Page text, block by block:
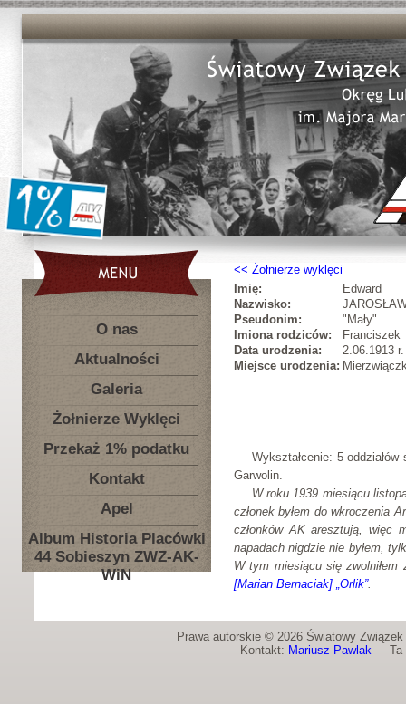
O nas
Aktualności
Galeria
Żołnierze Wyklęci
Przekaż 1% podatku
Kontakt
Apel
Album Historia Placówki
44 Sobieszyn ZWZ-AK-
WiN
Żołnierze wyklęci
Imię:
Edward
Nazwisko:
Pseudonim:
"Mały"
Imiona rodziców:
Franciszek
Data urodzenia:
2.06.1913 r.
Miejsce urodzenia:
Wykształcenie: 5
Garwolin.
W roku 1939 miesiącu
członek byłem do wkroczenia
członków AK aresztują, więc
napadach nigdzie nie byłem,
W tym miesiącu się zwolniłem
[Marian Bernaciak] „Orlik”.
Prawa autorskie © 2026 Światowy
Kontakt: Mariusz PawlakTa